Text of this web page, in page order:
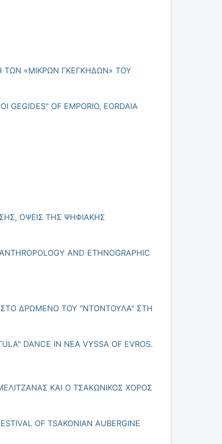
ΤΩΝ «ΜΙΚΡΩΝ ΓΚΕΓΚΗΔΩΝ» ΤΟΥ
GEGIDES" OF EMPORIO, EORDAIA
ΟΨΕΙΣ ΤΗΣ ΨΗΦΙΑΚΗΣ
AND ETHNOGRAPHIC
ΔΡΩΜΕΝΟ ΤΟΥ "ΝΤΟΝΤΟΥΛΑ" ΣΤΗ
DANCE IN NEA VYSSA OF EVROS.
ΚΑΙ Ο ΤΣΑΚΩΝΙΚΟΣ ΧΟΡΟΣ
OF TSAKONIAN AUBERGINE